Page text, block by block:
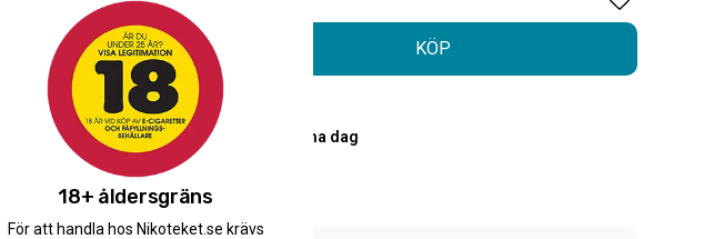
+ KÖP
Lägg till i
Snabba leveranser med PostNord
Beställningar innan 12.00 skickas samma dag
Leverans 1-3 arbetsdagar
18+ åldersgräns
För att handla hos Nikoteket.se krävs